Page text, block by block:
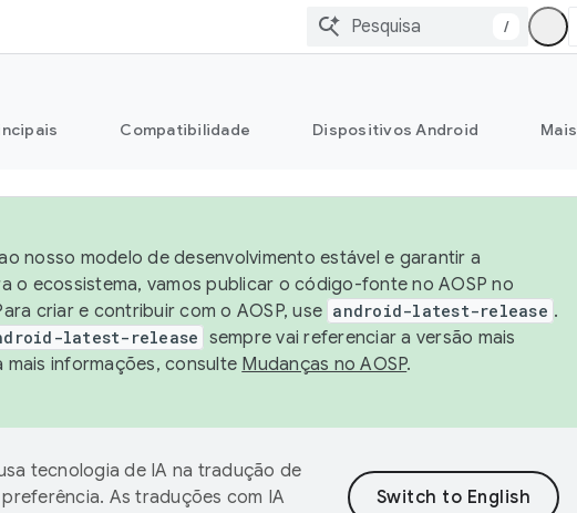
/
Compatibilidade Dispositivos Android Mais
nosso modelo de desenvolvimento estável e garantir a
o ecossistema, vamos publicar o código-fonte no AOSP no
criar e contribuir com o AOSP, use android-latest-release .
latest-release sempre vai referenciar a versão mais
mais informações, consulte Mudanças no AOSP.
tecnologia de IA na tradução de
As traduções com IA